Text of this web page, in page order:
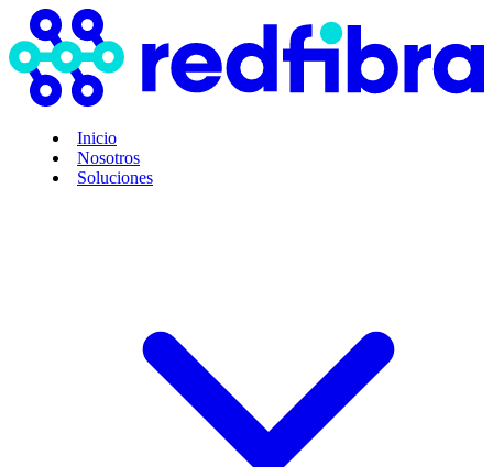
Inicio
Nosotros
Soluciones